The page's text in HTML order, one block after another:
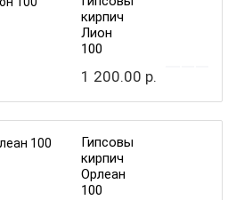
кирпич
Лион
100
1 200.00 р.
Гипсовый
кирпич
Орлеан
100